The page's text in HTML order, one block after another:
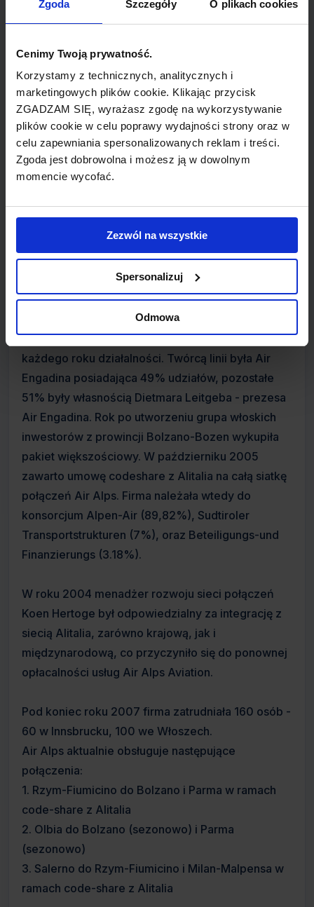
Zgoda Szczegóły O plikach cookies
Cenimy Twoją prywatność.
Korzystamy z technicznych, analitycznych i
marketingowych plików cookie. Klikając przycisk
ZGADZAM SIĘ, wyrażasz zgodę na wykorzystywanie
plików cookie w celu poprawy wydajności strony oraz w
celu zapewniania spersonalizowanych reklam i treści.
Zgoda jest dobrowolna i możesz ją w dowolnym
momencie wycofać.
Zezwól na wszystkie
Spersonalizuj
Odmowa
Air Alps (Air Alps Aviation, Alpenländisches
Flugunternehmen Ges.m.b.H.) to linie lotnicze z
siedzibą w austriackim Innsbrucku. Jest to
niezależna regionalna firma obsługująca z Milanu i
Rzymu 10 miast we Włoszech, a także loty
międzynarodowe z Milanu i usługi czarterowe.
Alitalia stosuje codesharing na wszystkie usługi Air
Airport, z węzłami na Malpensa Airport w Milanie
oraz Leonardo da Vinci Airport w Rzymie.
Linie utworzono w 1998 roku, a już rok później
ruszyły loty przy wykorzystaniu dwóch maszyn
Dornier 328, których trzy kolejne sztuki zakupiono
w roku 2000 a następnie po jednej maszynie
każdego roku działalności. Twórcą linii była Air
Engadina posiadająca 49% udziałów, pozostałe
51% były własnością Dietmara Leitgeba - prezesa
Air Engadina. Rok po utworzeniu grupa włoskich
inwestorów z prowincji Bolzano-Bozen wykupiła
pakiet większościowy. W październiku 2005
zawarto umowę codeshare z Alitalia na całą siatkę
połączeń Air Alps. Firma należała wtedy do
konsorcjum Alpen-Air (89,82%), Sudtiroler
Transportstrukturen (7%), oraz Beteiligungs-und
Finanzierungs (3.18%).
W roku 2004 menadżer rozwoju sieci połączeń
Koen Hertoge był odpowiedzialny za integrację z
siecią Alitalia, zarówno krajową, jak i
międzynarodową, co przyczyniło się do ponownej
opłacalności usług Air Alps Aviation.
Pod koniec roku 2007 firma zatrudniała 160 osób -
60 w Innsbrucku, 100 we Włoszech.
Air Alps aktualnie obsługuje następujące
połączenia:
1. Rzym-Fiumicino do Bolzano i Parma w ramach
code-share z Alitalia
2. Olbia do Bolzano (sezonowo) i Parma
(sezonowo)
3. Salerno do Rzym-Fiumicino i Milan-Malpensa w
ramach code-share z Alitalia